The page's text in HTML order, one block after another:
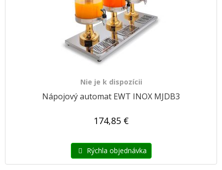
Nie je k dispozícii
Nápojový automat EWT INOX MJDB3
174,85 €
Rýchla objednávka